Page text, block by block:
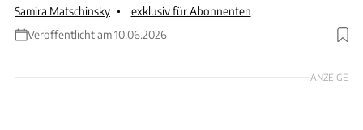
Samira Matschinsky
exklusiv für Abonnenten
Veröffentlicht am 10.06.2026
Foto: Ingolf Pompe
ANZEIGE